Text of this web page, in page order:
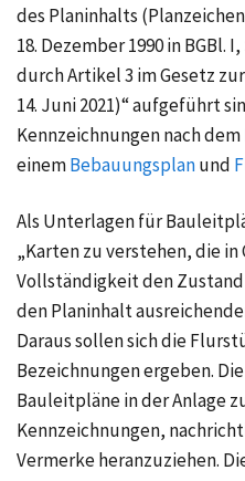
des Planinhalts
18. Dezember 1990in BGBl. I,
durchArtikel 3 im Gesetz
14. Juni 2021)“aufgeführt
Kennzeichnungen nach dem
einemBebauungsplanund
Als Unterlagen für
„Karten zu verstehen, die
Vollständigkeit den
den Planinhalt
Daraus sollen sich die
Bezeichnungen ergeben.
Bauleitpläne in der Anlage
Kennzeichnungen,
Vermerke heranzuziehen.